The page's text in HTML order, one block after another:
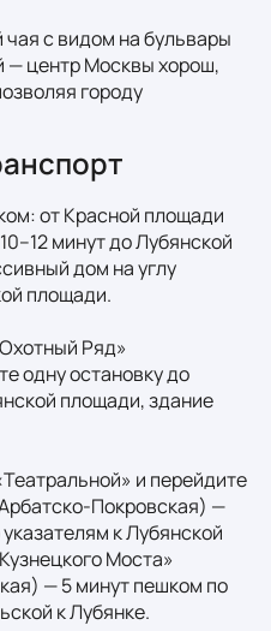
с видом на бульвары
— центр Москвы хорош,
городу
от Красной площади
минут до Лубянской
дом на углу
площади.
Ряд»
одну остановку до
площади, здание
и перейдите
Покровская) —
к Лубянской
Моста»
— 5 минут пешком по
к Лубянке.